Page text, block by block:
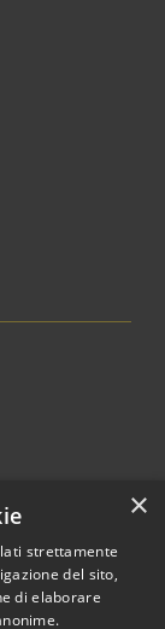
×
strettamente
del sito,
di elaborare